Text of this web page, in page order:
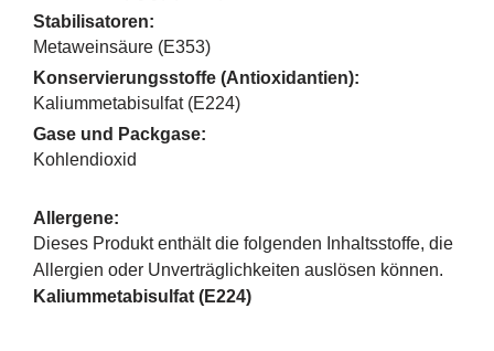
Stabilisatoren:
Metaweinsäure (E353)
Konservierungsstoffe (Antioxidantien):
Kaliummetabisulfat (E224)
Gase und Packgase:
Kohlendioxid
Allergene:
Dieses Produkt enthält die folgenden Inhaltsstoffe, die
Allergien oder Unverträglichkeiten auslösen können.
Kaliummetabisulfat (E224)